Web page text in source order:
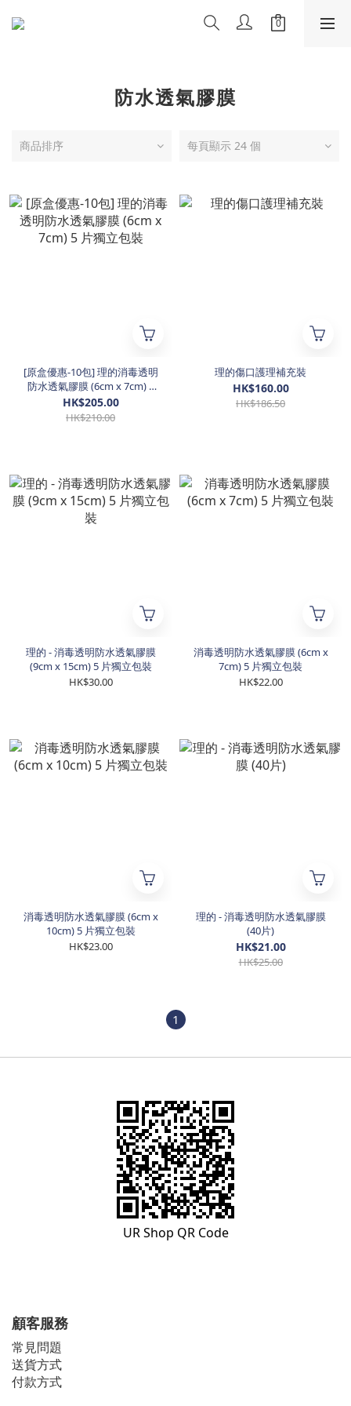
防水透氣膠膜
商品排序 每頁顯示 24 個
[原盒優惠-10包] 理的消毒透明
防水透氣膠膜 (6cm x 7cm) 5
片獨立包裝
HK$205.00
HK$210.00
理的傷口護理補充裝
HK$160.00
HK$186.50
理的 - 消毒透明防水透氣膠膜
(9cm x 15cm) 5 片獨立包裝
HK$30.00
消毒透明防水透氣膠膜 (6cm x
7cm) 5 片獨立包裝
HK$22.00
消毒透明防水透氣膠膜 (6cm x
10cm) 5 片獨立包裝
HK$23.00
理的 - 消毒透明防水透氣膠膜
(40片)
HK$21.00
HK$25.00
1
UR Shop QR Code
顧客服務
常見問題
送貨方式
付款方式